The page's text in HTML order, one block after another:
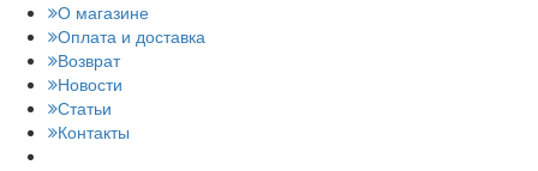
О магазине
Оплата и доставка
Возврат
Новости
Статьи
Контакты